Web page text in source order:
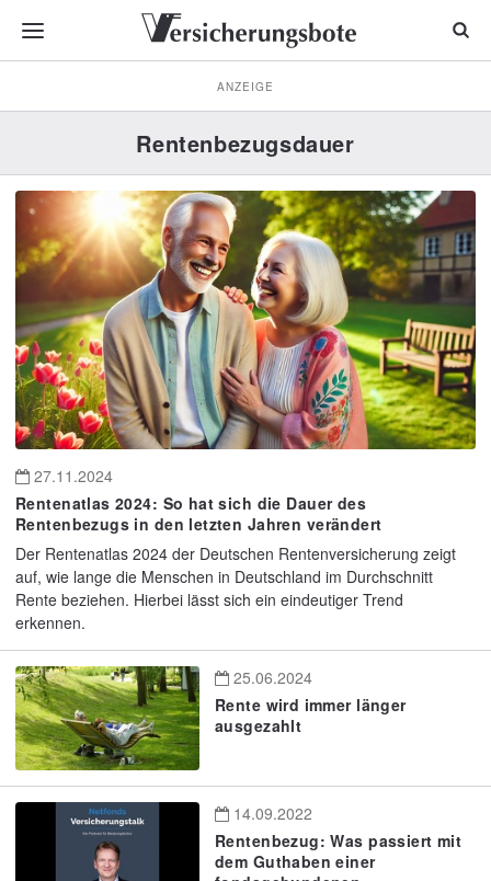
ANZEIGE
Rentenbezugsdauer
27.11.2024
Rentenatlas 2024: So hat sich die Dauer des
Rentenbezugs in den letzten Jahren verändert
Der Rentenatlas 2024 der Deutschen Rentenversicherung zeigt
auf, wie lange die Menschen in Deutschland im Durchschnitt
Rente beziehen. Hierbei lässt sich ein eindeutiger Trend
erkennen.
25.06.2024
Rente wird immer länger
ausgezahlt
14.09.2022
Rentenbezug: Was passiert mit
dem Guthaben einer